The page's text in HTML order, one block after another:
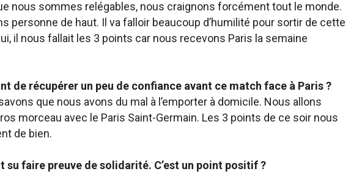
nous sommes relégables, nous craignons forcément tout le monde.
personne de haut. Il va falloir beaucoup d’humilité pour sortir de cette
il nous fallait les 3 points car nous recevons Paris la semaine
de récupérer un peu de confiance avant ce match face à Paris ?
que nous avons du mal à l’emporter à domicile. Nous allons
morceau avec le Paris Saint-Germain. Les 3 points de ce soir nous
de bien.
su faire preuve de solidarité. C’est un point positif ?